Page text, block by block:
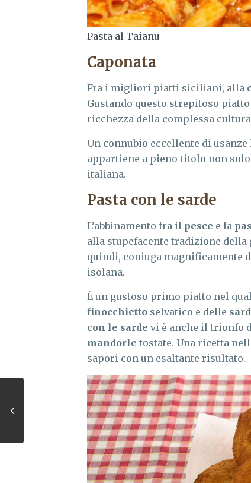
Pasta al Taianu
Caponata
Fra i migliori piatti siciliani, alla
Gustando questo strepitoso
ricchezza della complessa
Un connubio eccellente di
appartiene a pieno titolo non
italiana.
Pasta con le sarde
L’abbinamento fra il pesce e la
alla stupefacente tradizione della
quindi, coniuga magnificamente
isolana.
È un gustoso primo piatto nel
finocchietto selvatico e delle
con le sarde vi è anche il trionfo
mandorle tostate. Una ricetta
sapori con un esaltante risultato.